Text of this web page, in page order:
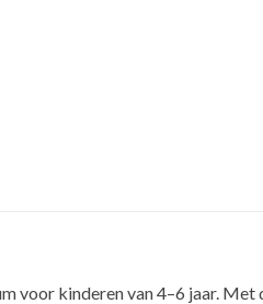
voor kinderen van 4–6 jaar.